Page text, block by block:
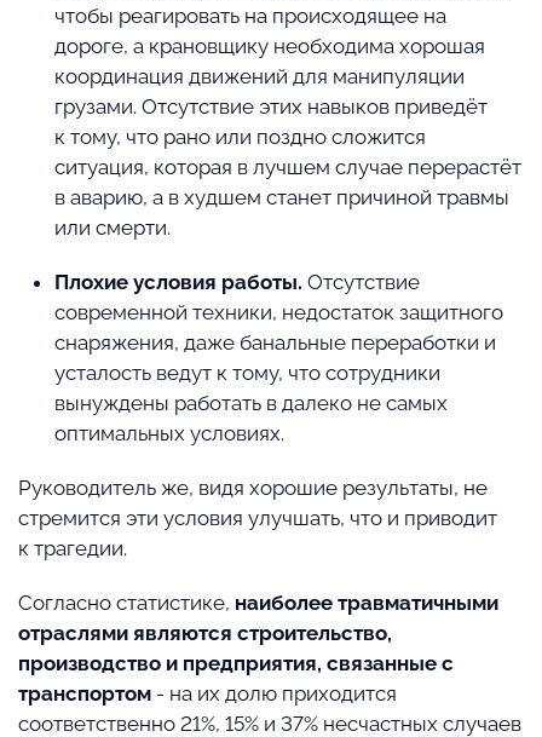
чтобы реагировать на происходящее на
дороге, а крановщику необходима хорошая
координация движений для манипуляции
грузами. Отсутствие этих навыков приведёт
к тому, что рано или поздно сложится
ситуация, которая в лучшем случае перерастёт
в аварию, а в худшем станет причиной травмы
или смерти.
Плохие условия работы. Отсутствие
современной техники, недостаток защитного
снаряжения, даже банальные переработки и
усталость ведут к тому, что сотрудники
вынуждены работать в далеко не самых
оптимальных условиях.
Руководитель же, видя хорошие результаты, не
стремится эти условия улучшать, что и приводит
к трагедии.
Согласно статистике, наиболее травматичными
отраслями являются строительство,
производство и предприятия, связанные с
транспортом - на их долю приходится
соответственно 21%, 15% и 37% несчастных случаев